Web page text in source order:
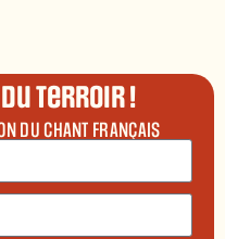
terroir !
DU CHANT FRANÇAIS